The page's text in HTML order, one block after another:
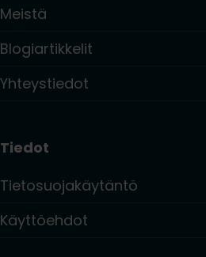
Meistä
Blogiartikkelit
Yhteystiedot
Tiedot
Tietosuojakäytäntö
Käyttöehdot